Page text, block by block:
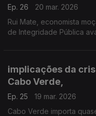
Ep. 26
20 mar. 2026
Rui Mate, economista
de Integridade Pública
implicações da
Cabo Verde,
Ep. 25
19 mar. 2026
Cabo Verde importa